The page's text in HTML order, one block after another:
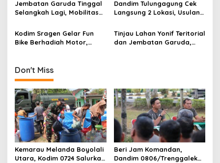
i
o
n
Jembatan Garuda Tinggal
Selangkah Lagi, Mobilitas
Pulih
Dandim Tulungagung Cek
Langsung 2 Lokasi, Usulan
Disiapkan Berdasarkan
Kondisi Lapangan
Kodim Sragen Gelar Fun
Bike Berhadiah Motor,
Tinjau Lahan Yonif Teritorial
dan Jembatan Garuda,
Don't Miss
Kemarau Melanda Boyolali
Utara, Kodim 0724 Salurkan
Beri Jam Komandan,
Dandim 0806/Trenggalek